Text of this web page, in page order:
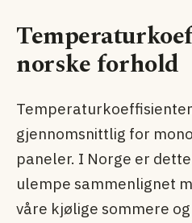
norske forhold
gjennomsnittlig for
paneler. I Norge er
ulempe sammenlignet
våre kjølige sommere